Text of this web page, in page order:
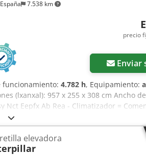
7.538 km
precio
Enviar
funcionamiento: 4.782 h, Equipamiento:
(lxanxal): 957 x 255 x 308 cm Ancho
Nct Eepfx Ab Rea - Climatizador =
de segunda mano de 23,5 tn.
cerca de edificios y en zonas
No Aire acondicionado:
6.290 mm Anchura de la oruga: 500
elevadora